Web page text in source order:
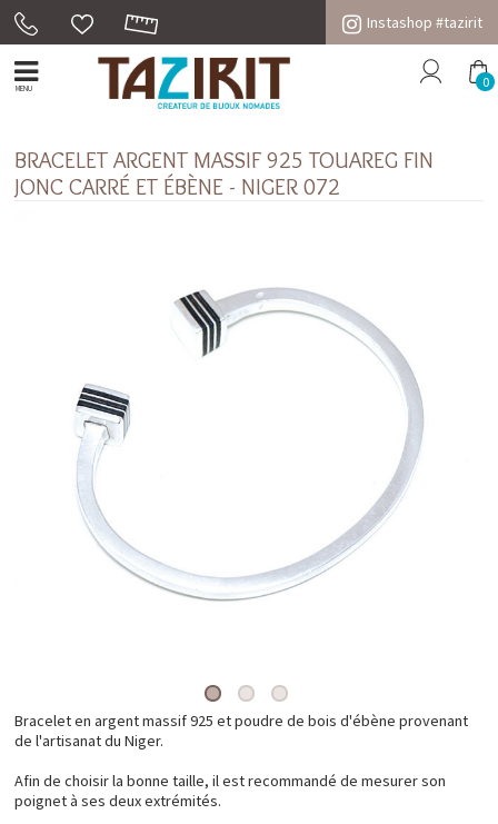
Instashop #tazirit
MENU 0
BRACELET ARGENT MASSIF 925 TOUAREG FIN
JONC CARRÉ ET ÉBÈNE - NIGER 072
Bracelet en argent massif 925 et poudre de bois d'ébène provenant
de l'artisanat du Niger.
Afin de choisir la bonne taille, il est recommandé de mesurer son
poignet à ses deux extrémités.